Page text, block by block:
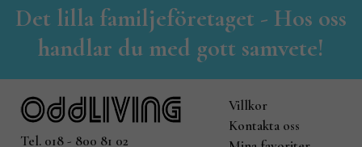
Det lilla familjeföretaget - Hos oss
handlar du med gott samvete!
Tel. 018 - 800 81 02
Villkor
Kontakta oss